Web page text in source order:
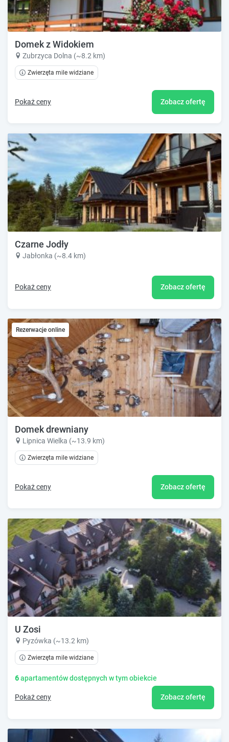
Domek z Widokiem
Zubrzyca Dolna (~8.2 km)
Zwierzęta mile widziane
Pokaż ceny Zobacz ofertę
Czarne Jodły
Jabłonka (~8.4 km)
Pokaż ceny Zobacz ofertę
Rezerwacje online
Domek drewniany
Lipnica Wielka (~13.9 km)
Zwierzęta mile widziane
Pokaż ceny Zobacz ofertę
U Zosi
Pyzówka (~13.2 km)
Zwierzęta mile widziane
6apartamentów dostępnych w tym obiekcie
Pokaż ceny Zobacz ofertę